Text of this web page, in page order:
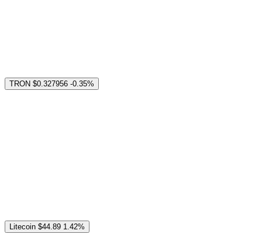
TRON $0.327956 -0.35%
Litecoin $44.89 1.42%